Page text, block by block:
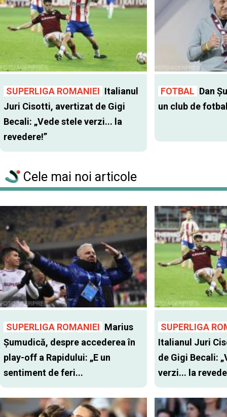
SUPERLIGA ROMANIEI Italianul
Juri Cisotti, avertizat de Gigi
Becali: „Vede stele verzi... la
revedere!”
FOTBAL Dan
un club de
Cele mai noi articole
SUPERLIGA ROMANIEI Marius
Șumudică, despre accederea în
play-off a Rapidului: „E un
sentiment de feri...
SUPERLIGA
Italianul Juri
de Gigi Becali:
verzi... la